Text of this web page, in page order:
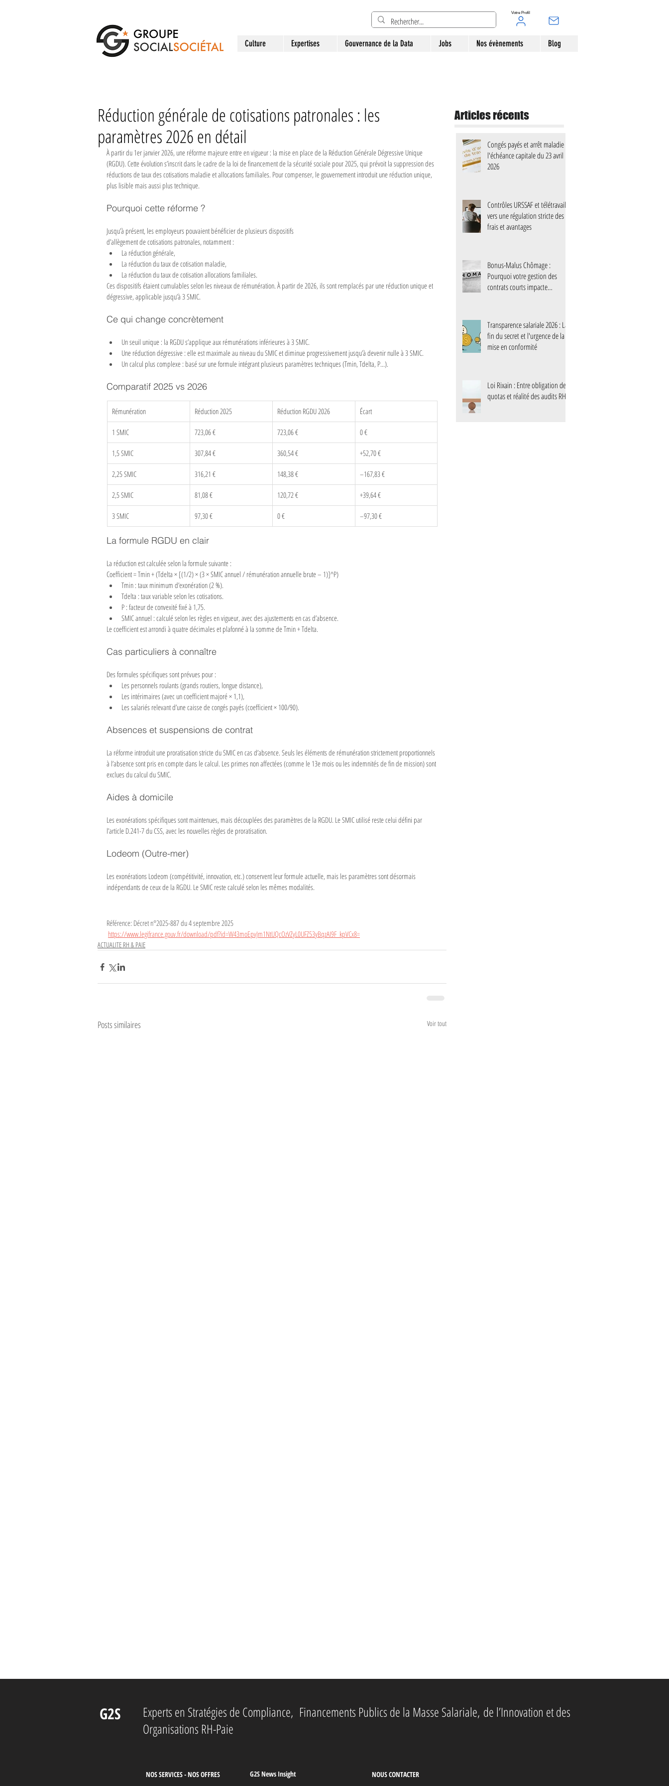
Culture Expertises Gouvernance de la Data Jobs Nos évènements Blog
Votre Profil
Réduction générale de cotisations patronales : les
paramètres 2026 en détail
À partir du 1er janvier 2026, une réforme majeure entre en vigueur : la mise en place de la Réduction Générale Dégressive Unique
(RGDU). Cette évolution s’inscrit dans le cadre de la loi de financement de la sécurité sociale pour 2025, qui prévoit la suppression des
réductions de taux des cotisations maladie et allocations familiales. Pour compenser, le gouvernement introduit une réduction unique,
plus lisible mais aussi plus technique.
Pourquoi cette réforme ?
Jusqu’à présent, les employeurs pouvaient bénéficier de plusieurs dispositifs
d’allègement de cotisations patronales, notamment :
La réduction générale,
La réduction du taux de cotisation maladie,
La réduction du taux de cotisation allocations familiales.
Ces dispositifs étaient cumulables selon les niveaux de rémunération. À partir de 2026, ils sont remplacés par une réduction unique et
dégressive, applicable jusqu’à 3 SMIC.
Ce qui change concrètement
Un seuil unique : la RGDU s’applique aux rémunérations inférieures à 3 SMIC.
Une réduction dégressive : elle est maximale au niveau du SMIC et diminue progressivement jusqu’à devenir nulle à 3 SMIC.
Un calcul plus complexe : basé sur une formule intégrant plusieurs paramètres techniques (Tmin, Tdelta, P…).
Comparatif 2025 vs 2026
Rémunération Réduction 2025 Réduction RGDU 2026 Écart
1 SMIC 723,06 € 723,06 € 0 €
1,5 SMIC 307,84 € 360,54 € +52,70 €
2,25 SMIC 316,21 € 148,38 € –167,83 €
2,5 SMIC 81,08 € 120,72 € +39,64 €
3 SMIC 97,30 € 0 € –97,30 €
La formule RGDU en clair
La réduction est calculée selon la formule suivante :
Coefficient = Tmin + (Tdelta × [(1/2) × (3 × SMIC annuel / rémunération annuelle brute – 1)]^P)
Tmin : taux minimum d’exonération (2 %).
Tdelta : taux variable selon les cotisations.
P : facteur de convexité fixé à 1,75.
SMIC annuel : calculé selon les règles en vigueur, avec des ajustements en cas d’absence.
Le coefficient est arrondi à quatre décimales et plafonné à la somme de Tmin + Tdelta.
Cas particuliers à connaître
Des formules spécifiques sont prévues pour :
Les personnels roulants (grands routiers, longue distance),
Les intérimaires (avec un coefficient majoré × 1,1),
Les salariés relevant d’une caisse de congés payés (coefficient × 100/90).
Absences et suspensions de contrat
La réforme introduit une proratisation stricte du SMIC en cas d’absence. Seuls les éléments de rémunération strictement proportionnels
à l’absence sont pris en compte dans le calcul. Les primes non affectées (comme le 13e mois ou les indemnités de fin de mission) sont
exclues du calcul du SMIC.
Aides à domicile
Les exonérations spécifiques sont maintenues, mais découplées des paramètres de la RGDU. Le SMIC utilisé reste celui défini par
l’article D.241-7 du CSS, avec les nouvelles règles de proratisation.
Lodeom (Outre-mer)
Les exonérations Lodeom (compétitivité, innovation, etc.) conservent leur formule actuelle, mais les paramètres sont désormais
indépendants de ceux de la RGDU. Le SMIC reste calculé selon les mêmes modalités.
Référence: Décret n°2025-887 du 4 septembre 2025
https://www.legifrance.gouv.fr/download/pdf?id=W43moEpvJm1NtUQcOzVZyL0UFZ53yBqzAI9F_kpVCx8=
ACTUALITE RH & PAIE
Posts similaires Voir tout
Articles récents
Congés payés et arrêt maladie :
l'échéance capitale du 23 avril
2026
Contrôles URSSAF et télétravail :
vers une régulation stricte des
frais et avantages
Bonus-Malus Chômage :
Pourquoi votre gestion des
contrats courts impacte
Transparence salariale 2026 : La
fin du secret et l'urgence de la
mise en conformité
Loi Rixain : Entre obligation de
quotas et réalité des audits RH
G2S Experts en Stratégies de Compliance, Financements Publics de la Masse Salariale, de l’Innovation et des
Organisations RH-Paie
NOS SERVICES - NOS OFFRES G2S News Insight NOUS CONTACTER